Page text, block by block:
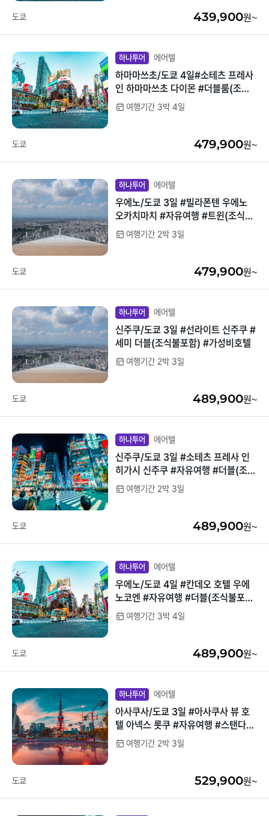
도쿄 439,900원~
하나투어 에어텔
하마마쓰초/도쿄 4일#소테츠 프레사
인 하마마쓰초 다이몬 #더블룸(조식
불포함) #접근성최고
여행기간 3박 4일
도쿄 479,900원~
하나투어 에어텔
우에노/도쿄 3일 #빌라폰텐 우에노
오카치마치 #자유여행 #트윈(조식불
포) #가성비호텔
여행기간 2박 3일
도쿄 479,900원~
하나투어 에어텔
신주쿠/도쿄 3일 #선라이트 신주쿠 #
세미 더블(조식불포함) #가성비호텔
여행기간 2박 3일
도쿄 489,900원~
하나투어 에어텔
신주쿠/도쿄 3일 #소테츠 프레사 인
히가시 신주쿠 #자유여행 #더블(조식
불포함) #히가시신주쿠숙박
여행기간 2박 3일
도쿄 489,900원~
하나투어 에어텔
우에노/도쿄 4일 #칸데오 호텔 우에
노코엔 #자유여행 #더블(조식불포함)
#JR야마노테선지역숙박
여행기간 3박 4일
도쿄 489,900원~
하나투어 에어텔
아사쿠사/도쿄 3일 #아사쿠사 뷰 호
텔 아넥스 롯쿠 #자유여행 #스탠다드
트윈(조식불포함) #4성급호텔
여행기간 2박 3일
도쿄 529,900원~